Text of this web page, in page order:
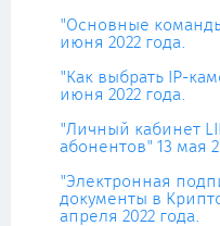
"Основные
июня 2022 года.
"Как выбрать IP-
июня 2022 года.
"Личный кабинет
абонентов" 13 мая
"Электронная
документы в
апреля 2022 года.